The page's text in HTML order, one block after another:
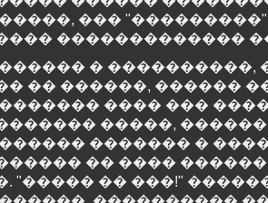
���
�������������
� ����������,
�� ������, ������
���� ���
�����,
������� �
�� ����
"����� �� ���!"